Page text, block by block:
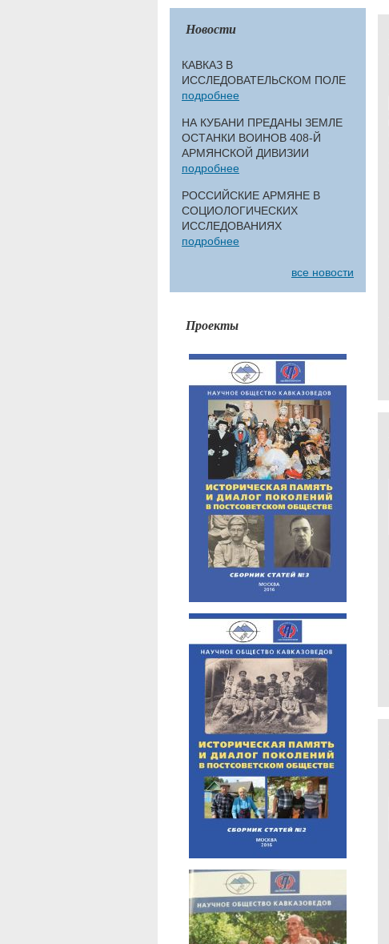
Новости
КАВКАЗ В
ИССЛЕДОВАТЕЛЬСКОМ ПОЛЕ
подробнее
НА КУБАНИ ПРЕДАНЫ ЗЕМЛЕ
ОСТАНКИ ВОИНОВ 408-Й
АРМЯНСКОЙ ДИВИЗИИ
подробнее
РОССИЙСКИЕ АРМЯНЕ В
СОЦИОЛОГИЧЕСКИХ
ИССЛЕДОВАНИЯХ
подробнее
все новости
Проекты